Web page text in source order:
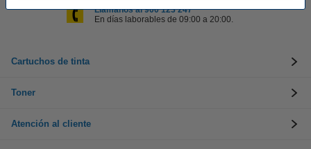
Llámanos al 900 123 247
En días laborables de 09:00 a 20:00.
Cartuchos de tinta
Toner
Atención al cliente